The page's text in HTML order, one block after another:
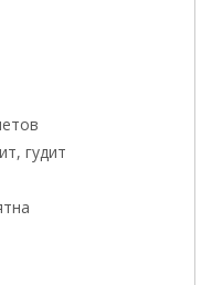
гудит